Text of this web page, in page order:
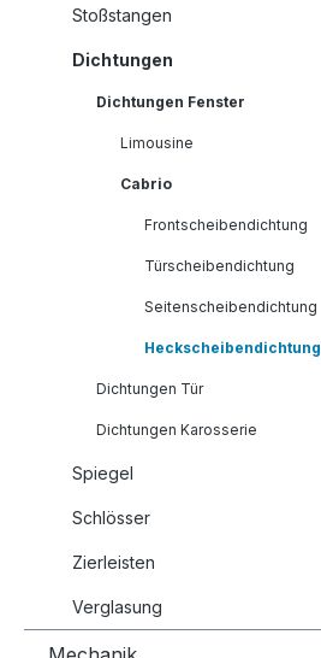
Stoßstangen
Dichtungen
Dichtungen Fenster
Limousine
Cabrio
Frontscheibendichtung
Türscheibendichtung
Seitenscheibendichtung
Heckscheibendichtung
Dichtungen Tür
Dichtungen Karosserie
Spiegel
Schlösser
Zierleisten
Verglasung